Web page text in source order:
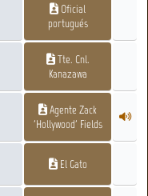
Oficial
portugués
Tte. Cnl.
Kanazawa
Agente Zack
'Hollywood' Fields
El Gato